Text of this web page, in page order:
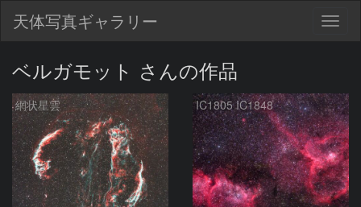
天体写真ギャラリー
ベルガモット さんの作品
網状星雲 IC1805 IC1848